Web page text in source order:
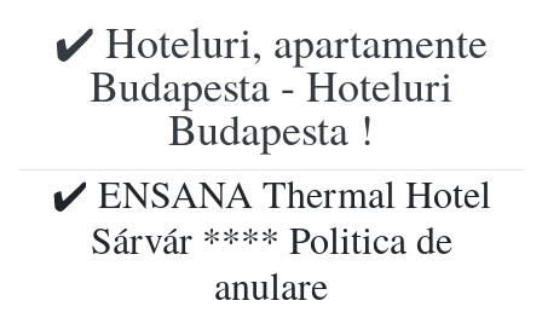
✔️ Hoteluri, apartamente
Budapesta - Hoteluri
Budapesta !
✔️ ENSANA Thermal Hotel
Sárvár **** Politica de
anulare